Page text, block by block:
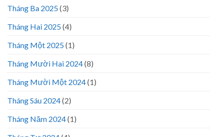
Tháng Ba 2025(3)
Tháng Hai 2025(4)
Tháng Một 2025(1)
Tháng Mười Hai 2024(8)
Tháng Mười Một 2024(1)
Tháng Sáu 2024(2)
Tháng Năm 2024(1)